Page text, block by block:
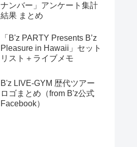
ナンバー」アンケート集計
結果 まとめ
「B'z PARTY Presents B’z
Pleasure in Hawaii」セット
リスト＋ライブメモ
B'z LIVE-GYM 歴代ツアー
ロゴまとめ（from B'z公式
Facebook）